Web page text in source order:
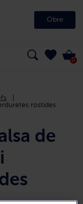
Obre
0
rostides
de